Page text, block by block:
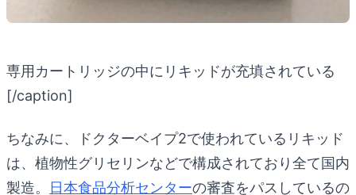
専用カートリッジの中にリキッドが充填されている
[/caption]
ちなみに、ドクターベイプ2で使われているリキッド
は、植物性グリセリンなどで構成されており全て国内
製造。 日本食品分析センターの審査をパスしているの